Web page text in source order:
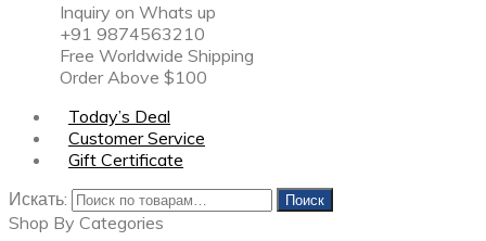
Inquiry on Whats up
+91 9874563210
Free Worldwide Shipping
Order Above $100
Today’s Deal
Customer Service
Gift Certificate
Искать:
Поиск
Shop By Categories